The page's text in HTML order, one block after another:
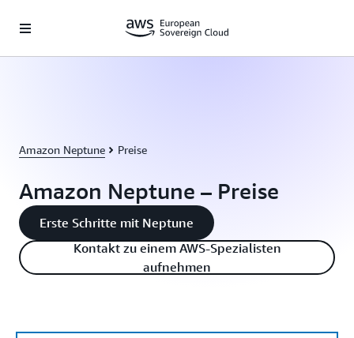
Amazon Neptune Preise
Amazon Neptune – Preise
Erste Schritte mit Neptune
Kontakt zu einem AWS-Spezialisten
aufnehmen